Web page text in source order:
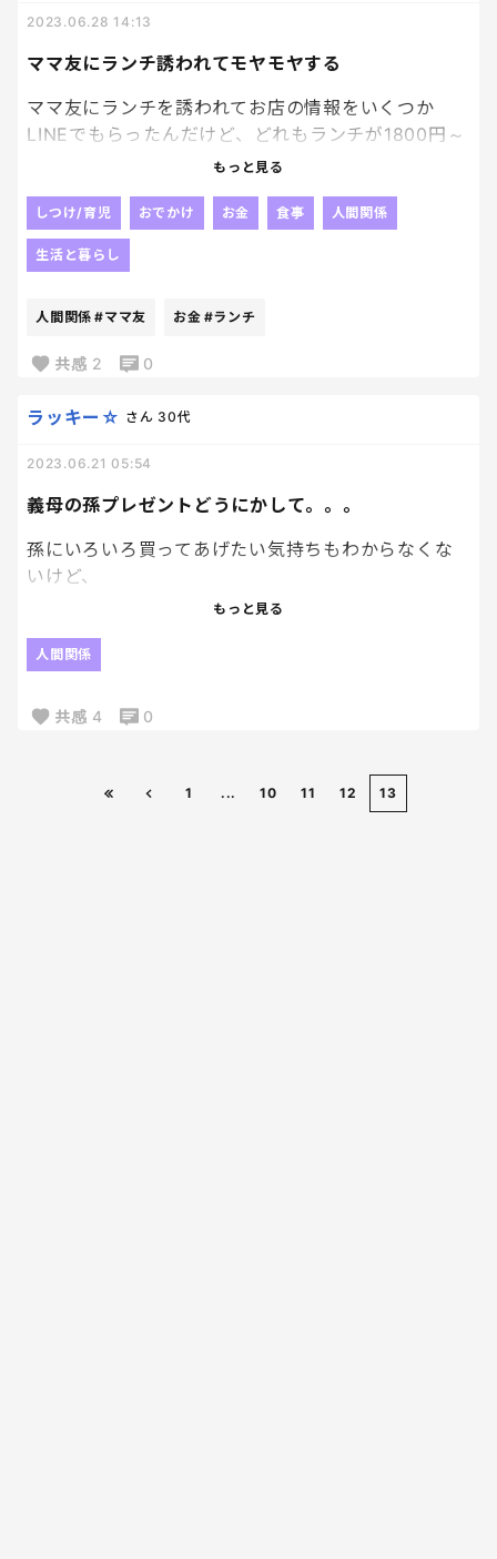
もうどうしてよいか分かりません。
ママ友にランチ誘われてモヤモヤする
2023.06.28 14:13
ママ友にランチを誘われてお店の情報をいくつか
LINEでもらったんだけど、どれもランチが1800円～
2300円くらいなのね。
る。
私としては1500円以下で抑えたい。
ファミレスでいい。
もっと見る
しつけ/育児 おでかけ お金 食事 人間関係
生活と暮らし
人間関係 #ママ友 お金 #ランチ
共感 2 0
義母の孫プレゼントどうにかして。。。
ラッキー☆ さん 30代
2023.06.21 05:54
孫にいろいろ買ってあげたい気持ちもわからなくな
いけど、
わざわざLINEで私に要望を聞いてくれる割に
自己満の世界なのよ、それだと。
半袖はもういりません（笑）たくさんあるのよ、前
サイズも90なのよ、80はいらないんだってば。
もっと見る
人間関係
共感 4 0
1 ... 10 11 12 13